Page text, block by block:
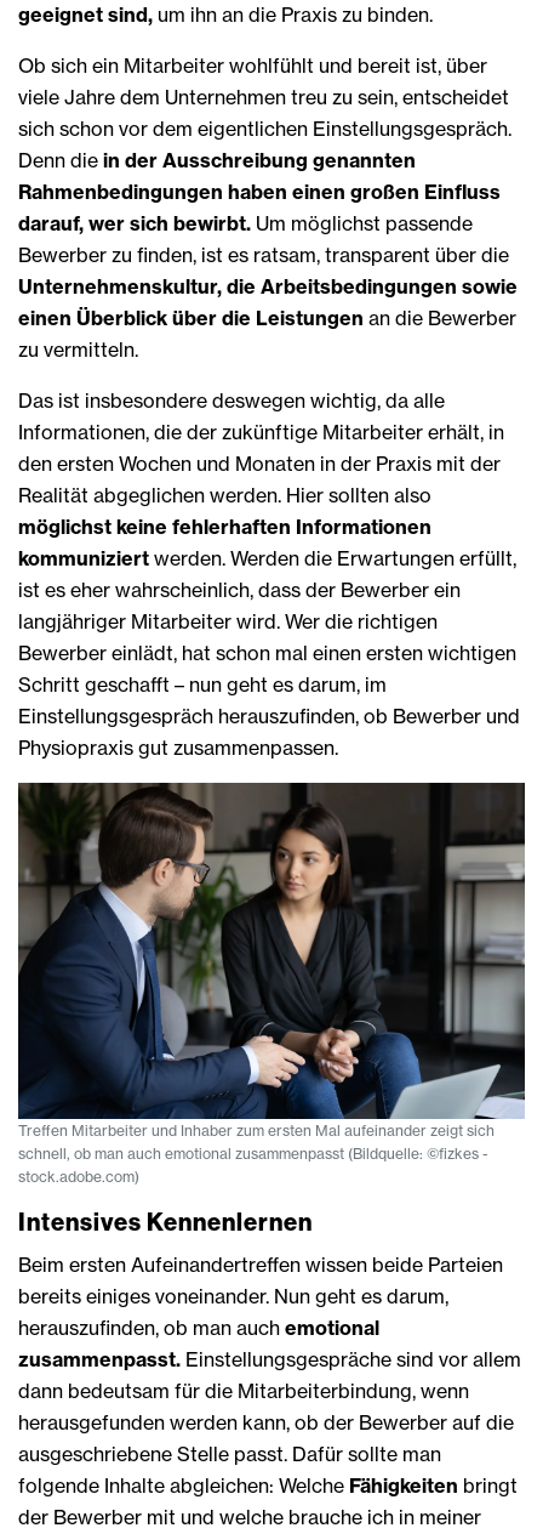
geeignet sind, um ihn an die Praxis zu binden.
Ob sich ein Mitarbeiter wohlfühlt und bereit ist, über
viele Jahre dem Unternehmen treu zu sein, entscheidet
sich schon vor dem eigentlichen Einstellungsgespräch.
Denn die in der Ausschreibung genannten
Rahmenbedingungen haben einen großen Einfluss
darauf, wer sich bewirbt. Um möglichst passende
Bewerber zu finden, ist es ratsam, transparent über die
Unternehmenskultur, die Arbeitsbedingungen sowie
einen Überblick über die Leistungen an die Bewerber
zu vermitteln.
Das ist insbesondere deswegen wichtig, da alle
Informationen, die der zukünftige Mitarbeiter erhält, in
den ersten Wochen und Monaten in der Praxis mit der
Realität abgeglichen werden. Hier sollten also
möglichst keine fehlerhaften Informationen
kommuniziert werden. Werden die Erwartungen erfüllt,
ist es eher wahrscheinlich, dass der Bewerber ein
langjähriger Mitarbeiter wird. Wer die richtigen
Bewerber einlädt, hat schon mal einen ersten wichtigen
Schritt geschafft – nun geht es darum, im
Einstellungsgespräch herauszufinden, ob Bewerber und
Physiopraxis gut zusammenpassen.
Treffen Mitarbeiter und Inhaber zum ersten Mal aufeinander zeigt sich
schnell, ob man auch emotional zusammenpasst (Bildquelle: ©fizkes -
stock.adobe.com)
Intensives Kennenlernen
Beim ersten Aufeinandertreffen wissen beide Parteien
bereits einiges voneinander. Nun geht es darum,
herauszufinden, ob man auch emotional
zusammenpasst. Einstellungsgespräche sind vor allem
dann bedeutsam für die Mitarbeiterbindung, wenn
herausgefunden werden kann, ob der Bewerber auf die
ausgeschriebene Stelle passt. Dafür sollte man
folgende Inhalte abgleichen: Welche Fähigkeiten bringt
der Bewerber mit und welche brauche ich in meiner